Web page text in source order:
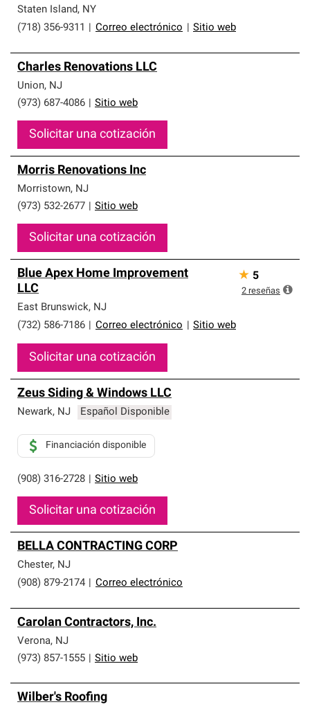
Staten Island, NY
(718) 356-9311
Correo electrónico Sitio web
Charles Renovations LLC
Union, NJ
(973) 687-4086
Sitio web
Solicitar una cotización
Morris Renovations Inc
Morristown, NJ
(973) 532-2677
Sitio web
Solicitar una cotización
Blue Apex Home Improvement
LLC
East Brunswick, NJ
(732) 586-7186
Correo electrónico Sitio web
Solicitar una cotización
★ 5
2 reseñas
Zeus Siding & Windows LLC
Newark, NJ Español Disponible
(908) 316-2728 Sitio web
Financiación disponible
Solicitar una cotización
BELLA CONTRACTING CORP
Chester, NJ
(908) 879-2174
Correo electrónico
Carolan Contractors, Inc.
Verona, NJ
(973) 857-1555
Sitio web
Wilber's Roofing